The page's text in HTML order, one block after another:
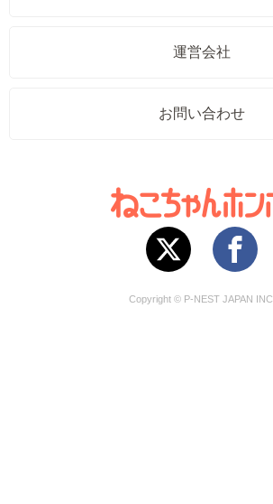
運営会社
お問い合わせ
Copyright © P-NEST JAPAN INC.